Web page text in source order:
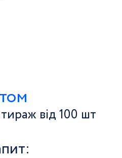
від 100 шт